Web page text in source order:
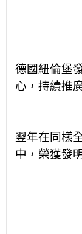
德國紐倫堡
心，持續推
翌年在同樣
中，榮獲發